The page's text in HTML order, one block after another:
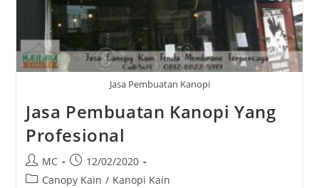
Jasa Pembuatan Kanopi
Jasa Pembuatan Kanopi Yang
Profesional
Post
author:
MC
Post
published:
12/02/2020
PostCanopy Kain / Kanopi Kain